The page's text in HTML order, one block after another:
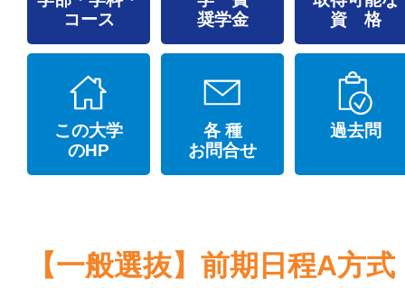
コース
奨学金
資 格
この大学
のHP
各 種
お問合せ
過去問
【一般選抜】前期日程A方